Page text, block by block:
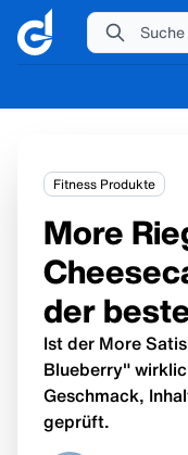
Fitness Produkte
More
der
Ist der More
Blueberry"
Geschmack,
geprüft.